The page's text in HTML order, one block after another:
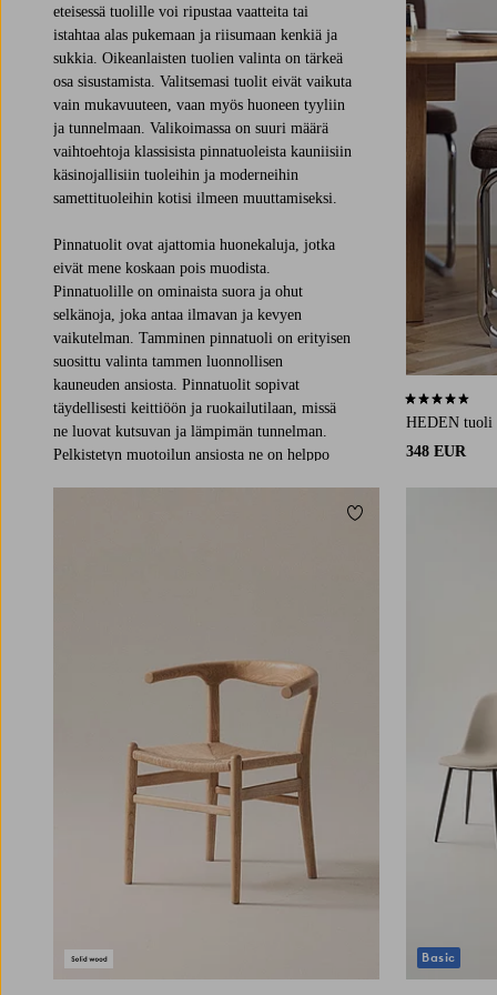
eteisessä tuolille voi ripustaa vaatteita tai
istahtaa alas pukemaan ja riisumaan kenkiä ja
sukkia. Oikeanlaisten tuolien valinta on tärkeä
osa sisustamista. Valitsemasi tuolit eivät vaikuta
vain mukavuuteen, vaan myös huoneen tyyliin
ja tunnelmaan. Valikoimassa on suuri määrä
vaihtoehtoja klassisista pinnatuoleista kauniisiin
käsinojallisiin tuoleihin ja moderneihin
samettituoleihin kotisi ilmeen muuttamiseksi.
Pinnatuolit ovat ajattomia huonekaluja, jotka
eivät mene koskaan pois muodista.
Pinnatuolille on ominaista suora ja ohut
selkänoja, joka antaa ilmavan ja kevyen
vaikutelman. Tamminen pinnatuoli on erityisen
suosittu valinta tammen luonnollisen
kauneuden ansiosta. Pinnatuolit sopivat
täydellisesti keittiöön ja ruokailutilaan, missä
ne luovat kutsuvan ja lämpimän tunnelman.
Pelkistetyn muotoilun ansiosta ne on helppo
näyttävinä sisustuselementteinä
makuuhuoneessa tai eteisessä ylellisen
tunnelman luomiseksi. Valikoimassamme on
useita eri materiaaleista valmistettuja ja
erityylisiä käsinojallisia tuoleja, joista on
helppo valita omaan makuun sopiva tuoli.
Mustat tuolit ovat erinomainen valinta niille,
jotka haluavat luoda modernin ja tyylikkään
kodin. Ne tarjoavat voimakkaan kontrastin ja
toimivat tyylikkäänä lisänä vaaleille
tunnelman luomiseksi. Sametti on pehmeä ja
HEDEN tuoli
348 EUR
4,5 perustuen
Lisää suosikkeihin
Basic